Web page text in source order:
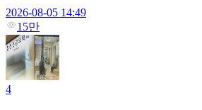
2026-08-05 14:49
15만
4